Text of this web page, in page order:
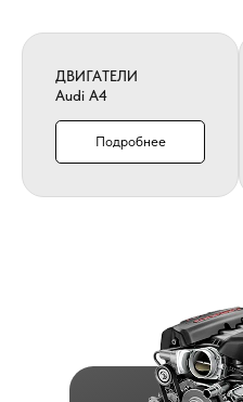
ДВИГАТЕЛИ
Audi A4
Подробнее